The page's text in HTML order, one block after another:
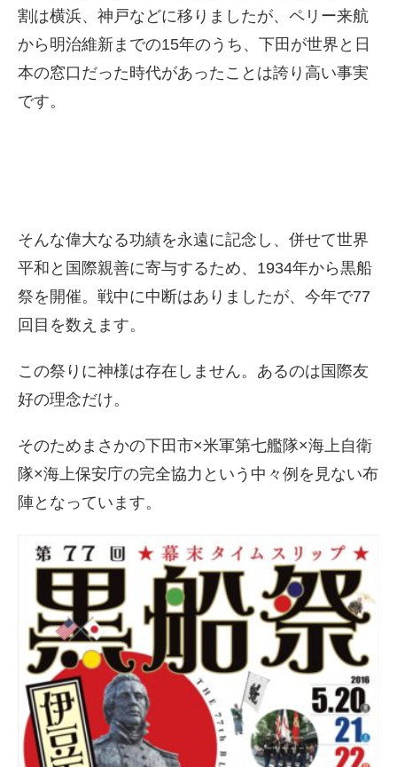
割は横浜、神戸などに移りましたが、ペリー来航
から明治維新までの15年のうち、下田が世界と日
本の窓口だった時代があったことは誇り高い事実
です。
そんな偉大なる功績を永遠に記念し、併せて世界
平和と国際親善に寄与するため、1934年から黒船
祭を開催。戦中に中断はありましたが、今年で77
回目を数えます。
この祭りに神様は存在しません。あるのは国際友
好の理念だけ。
そのためまさかの下田市×米軍第七艦隊×海上自衛
隊×海上保安庁の完全協力という中々例を見ない布
陣となっています。